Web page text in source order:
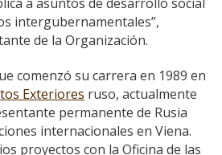
intergubernamentales”,
de la Organización.
comenzó su carrera en 1989 en
Exteriores ruso, actualmente
permanente de Rusia
internacionales en Viena.
proyectos con la Oficina de las